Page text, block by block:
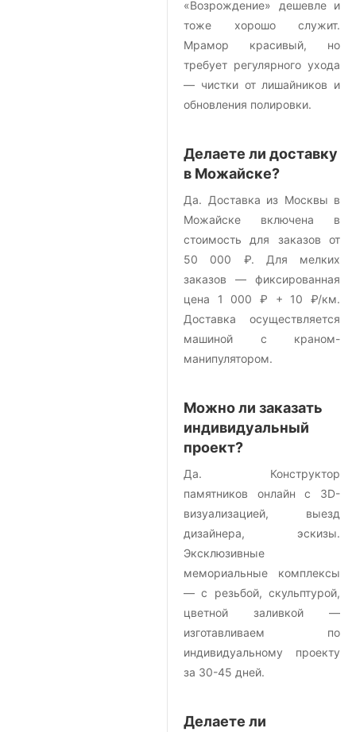
«Возрождение» дешевле и
тоже хорошо служит.
Мрамор красивый, но
требует регулярного ухода
— чистки от лишайников и
обновления полировки.
Делаете ли доставку
в Можайске?
Да. Доставка из Москвы в
Можайске включена в
стоимость для заказов от
50 000 ₽. Для мелких
заказов — фиксированная
цена 1 000 ₽ + 10 ₽/км.
Доставка осуществляется
машиной с краном-
манипулятором.
Можно ли заказать
индивидуальный
проект?
Да. Конструктор
памятников онлайн с 3D-
визуализацией, выезд
дизайнера, эскизы.
Эксклюзивные
мемориальные комплексы
— с резьбой, скульптурой,
цветной заливкой —
изготавливаем по
индивидуальному проекту
за 30-45 дней.
Делаете ли